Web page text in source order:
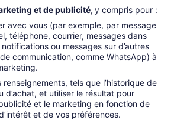
et de publicité, y compris pour :
avec vous (par exemple, par message
téléphone, courrier, messages dans
notifications ou messages sur d’autres
communication, comme WhatsApp) à
renseignements, tels que l’historique de
d’achat, et utiliser le résultat pour
et le marketing en fonction de
et de vos préférences.